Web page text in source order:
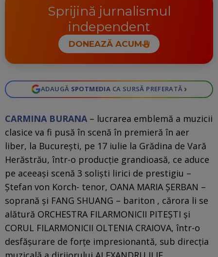
Sprijină jurnalismul
independent
DONEAZĂ ACUM
ADAUGĂ SPOTMEDIA CA SURSĂ PREFERATĂ ›
CARMINA BURANA – lucrarea emblemă a muzicii
clasice va fi pusă în scenă în premieră în aer
liber, la Bucureşti, pe 17 iulie la Grădina de Vară
Herăstrău, într-o producţie grandioasă, ce aduce
pe aceeaşi scenă 3 solişti lirici de prestigiu –
Ştefan von Korch- tenor, OANA MARIA ŞERBAN –
soprană şi FANG SHUANG – bariton , cărora li se
alătură ORCHESTRA FILARMONICII PITEȘTI şi
CORUL FILARMONICII OLTENIA CRAIOVA, într-o
desfăşurare de forţe impresionantă, sub direcţia